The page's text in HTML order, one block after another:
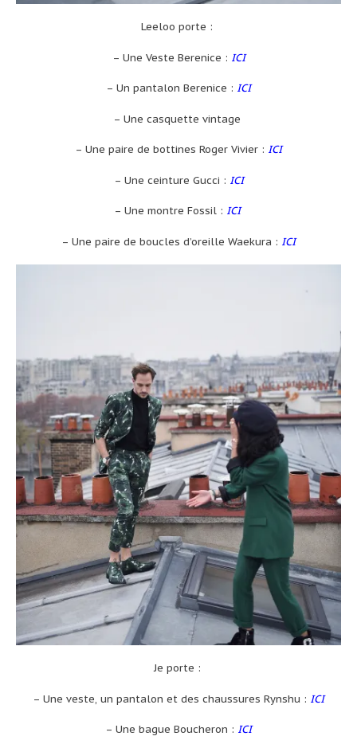
Leeloo porte :
– Une Veste Berenice : ICI
– Un pantalon Berenice : ICI
– Une casquette vintage
– Une paire de bottines Roger Vivier : ICI
– Une ceinture Gucci : ICI
– Une montre Fossil : ICI
– Une paire de boucles d’oreille Waekura : ICI
Je porte :
– Une veste, un pantalon et des chaussures Rynshu : ICI
– Une bague Boucheron : ICI